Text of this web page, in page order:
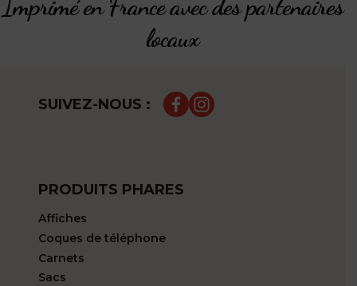
Imprimé en France avec des partenaires
locaux
SUIVEZ-NOUS :
PRODUITS PHARES
Affiches
Coques de téléphone
Carnets
Sacs